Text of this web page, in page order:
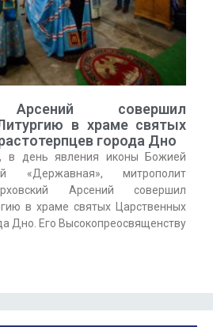
Арсений совершил
в храме святых
города Дно
в день явления иконы Божией
«Державная», митрополит
Арсений совершил
в храме святых Царственных
Дно. Его Высокопреосвященству